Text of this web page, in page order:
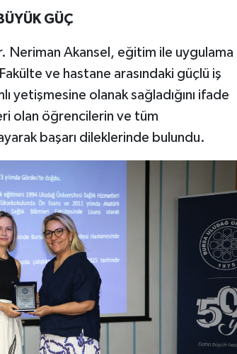
GÜÇ
Neriman Akansel, eğitim ile uygulama
ve hastane arasındaki güçlü iş
yetişmesine olanak sağladığını ifade
olan öğrencilerin ve tüm
başarı dileklerinde bulundu.